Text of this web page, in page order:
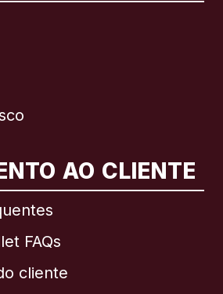
AO CLIENTE
FAQs
cliente
English